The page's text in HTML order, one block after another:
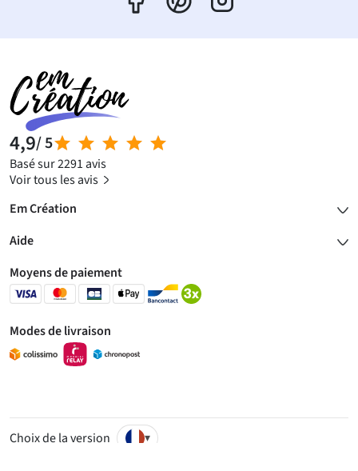
4,9/ 5
Basé sur 2291 avis
Voir tous les avis
Em Création
Aide
Moyens de paiement
Modes de livraison
Choix de la version ▾